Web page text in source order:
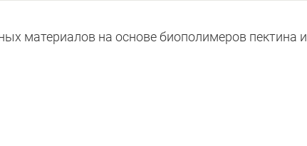
материалов на основе биополимеров пектина и